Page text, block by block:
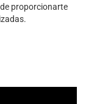
proporcionarte